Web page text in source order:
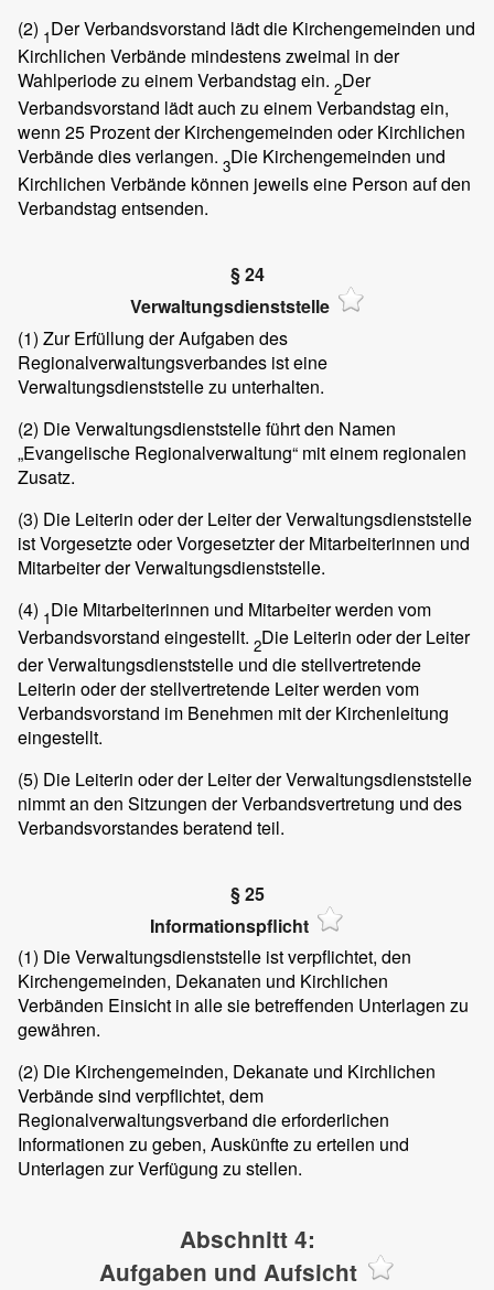
(2) 1Der Verbandsvorstand lädt die Kirchengemeinden und
Kirchlichen Verbände mindestens zweimal in der
Wahlperiode zu einem Verbandstag ein. 2Der
Verbandsvorstand lädt auch zu einem Verbandstag ein,
wenn 25 Prozent der Kirchengemeinden oder Kirchlichen
Verbände dies verlangen. 3Die Kirchengemeinden und
Kirchlichen Verbände können jeweils eine Person auf den
Verbandstag entsenden.
§ 24
Verwaltungsdienststelle
(1) Zur Erfüllung der Aufgaben des
Regionalverwaltungsverbandes ist eine
Verwaltungsdienststelle zu unterhalten.
(2) Die Verwaltungsdienststelle führt den Namen
„Evangelische Regionalverwaltung“ mit einem regionalen
Zusatz.
(3) Die Leiterin oder der Leiter der Verwaltungsdienststelle
ist Vorgesetzte oder Vorgesetzter der Mitarbeiterinnen und
Mitarbeiter der Verwaltungsdienststelle.
(4) 1Die Mitarbeiterinnen und Mitarbeiter werden vom
Verbandsvorstand eingestellt. 2Die Leiterin oder der Leiter
der Verwaltungsdienststelle und die stellvertretende
Leiterin oder der stellvertretende Leiter werden vom
Verbandsvorstand im Benehmen mit der Kirchenleitung
eingestellt.
(5) Die Leiterin oder der Leiter der Verwaltungsdienststelle
nimmt an den Sitzungen der Verbandsvertretung und des
Verbandsvorstandes beratend teil.
§ 25
Informationspflicht
(1) Die Verwaltungsdienststelle ist verpflichtet, den
Kirchengemeinden, Dekanaten und Kirchlichen
Verbänden Einsicht in alle sie betreffenden Unterlagen zu
gewähren.
(2) Die Kirchengemeinden, Dekanate und Kirchlichen
Verbände sind verpflichtet, dem
Regionalverwaltungsverband die erforderlichen
Informationen zu geben, Auskünfte zu erteilen und
Unterlagen zur Verfügung zu stellen.
Abschnitt 4:
Aufgaben und Aufsicht